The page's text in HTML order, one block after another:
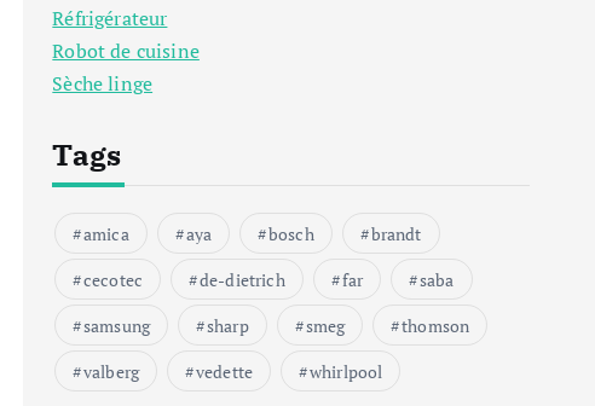
Réfrigérateur
Robot de cuisine
Sèche linge
Tags
amica aya bosch
brandt
cecotec
de-dietrich far
saba
samsung
sharp smeg
thomson
valberg
vedette whirlpool